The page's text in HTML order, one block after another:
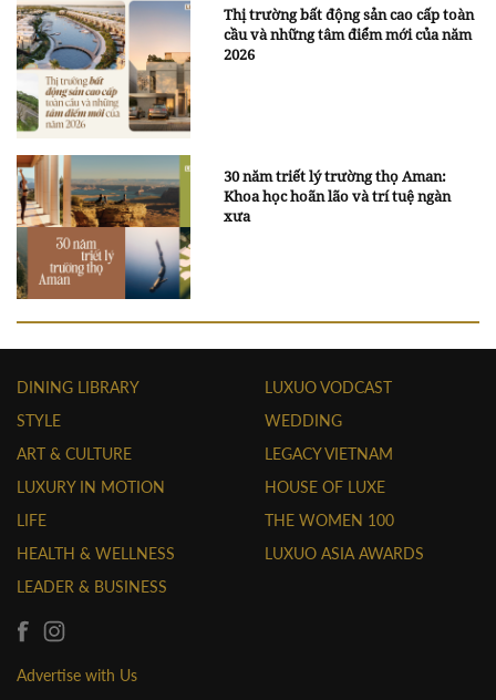
Thị trường bất động sản cao cấp toàn
cầu và những tâm điểm mới của năm
2026
30 năm triết lý trường thọ Aman:
Khoa học hoãn lão và trí tuệ ngàn
xưa
DINING LIBRARY
STYLE
ART & CULTURE
LUXURY IN MOTION
LIFE
HEALTH & WELLNESS
LEADER & BUSINESS
LUXUO VODCAST
WEDDING
LEGACY VIETNAM
HOUSE OF LUXE
THE WOMEN 100
LUXUO ASIA AWARDS
Advertise with Us